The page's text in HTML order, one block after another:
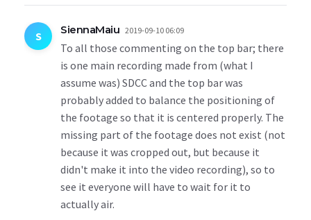
S SiennaMaiu 2019-09-10 06:09
To all those commenting on the top bar; there
is one main recording made from (what I
assume was) SDCC and the top bar was
probably added to balance the positioning of
the footage so that it is centered properly. The
missing part of the footage does not exist (not
because it was cropped out, but because it
didn't make it into the video recording), so to
see it everyone will have to wait for it to
actually air.